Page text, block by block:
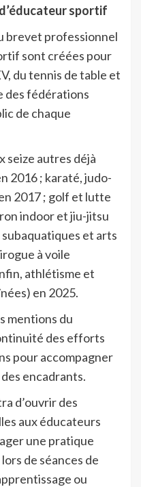
sportif
brevet professionnel
sont créées pour
du tennis de table et
des fédérations
de chaque
seize autres déjà
2016 ; karaté, judo-
2017 ; golf et lutte
indoor et jiu-jitsu
et arts
à voile
athlétisme et
en 2025.
mentions du
des efforts
pour accompagner
encadrants.
d’ouvrir des
aux éducateurs
une pratique
de séances de
ou